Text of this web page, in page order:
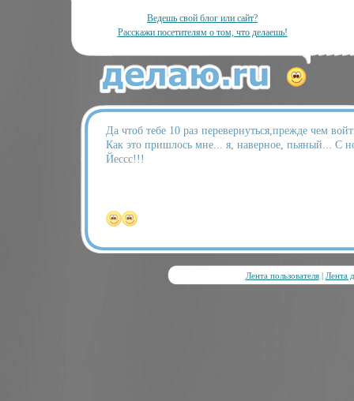
Ведешь свой блог или сайт?
Расскажи посетителям о том, что делаешь!
Да чтоб тебе 10 раз перевернуться,прежде чем
Как это пришлось мне... я, наверное, пьяный... С
Йессс!!!
Лента пользователя| Лента